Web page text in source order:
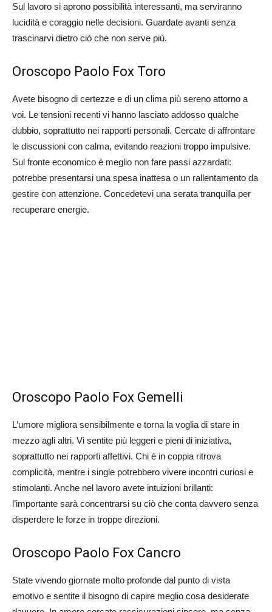
Sul lavoro si aprono possibilità interessanti, ma serviranno
lucidità e coraggio nelle decisioni. Guardate avanti senza
trascinarvi dietro ciò che non serve più.
Oroscopo Paolo Fox Toro
Avete bisogno di certezze e di un clima più sereno attorno a
voi. Le tensioni recenti vi hanno lasciato addosso qualche
dubbio, soprattutto nei rapporti personali. Cercate di affrontare
le discussioni con calma, evitando reazioni troppo impulsive.
Sul fronte economico è meglio non fare passi azzardati:
potrebbe presentarsi una spesa inattesa o un rallentamento da
gestire con attenzione. Concedetevi una serata tranquilla per
recuperare energie.
Oroscopo Paolo Fox Gemelli
L’umore migliora sensibilmente e torna la voglia di stare in
mezzo agli altri. Vi sentite più leggeri e pieni di iniziativa,
soprattutto nei rapporti affettivi. Chi è in coppia ritrova
complicità, mentre i single potrebbero vivere incontri curiosi e
stimolanti. Anche nel lavoro avete intuizioni brillanti:
l’importante sarà concentrarsi su ciò che conta davvero senza
disperdere le forze in troppe direzioni.
Oroscopo Paolo Fox Cancro
State vivendo giornate molto profonde dal punto di vista
emotivo e sentite il bisogno di capire meglio cosa desiderate